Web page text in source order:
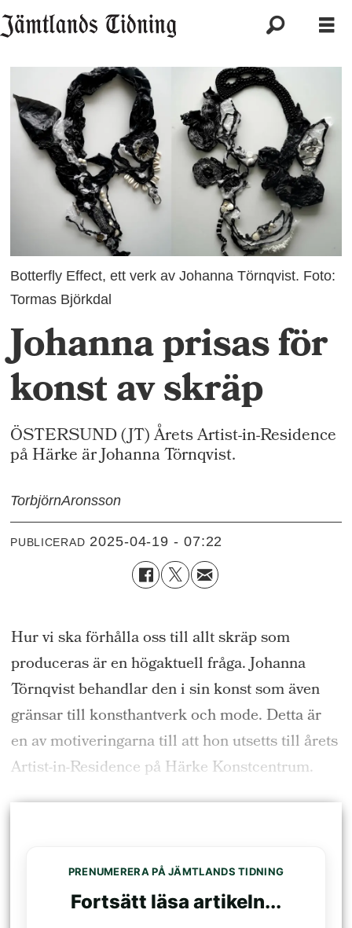
Botterfly Effect, ett verk av Johanna Törnqvist. Foto:
Tormas Björkdal
Johanna prisas för
konst av skräp
ÖSTERSUND (JT) Årets Artist-in-Residence
på Härke är Johanna Törnqvist.
TorbjörnAronsson
PUBLICERAD 2025-04-19 - 07:22
Hur vi ska förhålla oss till allt skräp som
produceras är en högaktuell fråga. Johanna
Törnqvist behandlar den i sin konst som även
gränsar till konsthantverk och mode. Detta är
en av motiveringarna till att hon utsetts till årets
Artist-in-Residence på Härke Konstcentrum.
PRENUMERERA PÅ JÄMTLANDS TIDNING
Fortsätt läsa artikeln...